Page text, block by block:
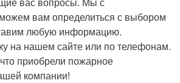
вам определиться с выбором
любую информацию.
на нашем сайте или по телефонам​.
приобрели пожарное
компании!